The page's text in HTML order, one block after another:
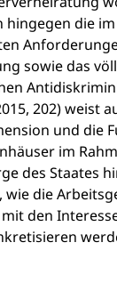
hingegen die
sowie das
202) weist
und die
im
des Staates
wie die
den